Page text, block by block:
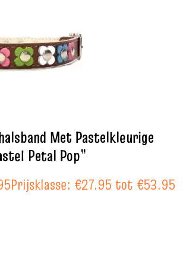
Met Pastelkleurige
Petal Pop”
Prijsklasse: €27.95 tot €53.95